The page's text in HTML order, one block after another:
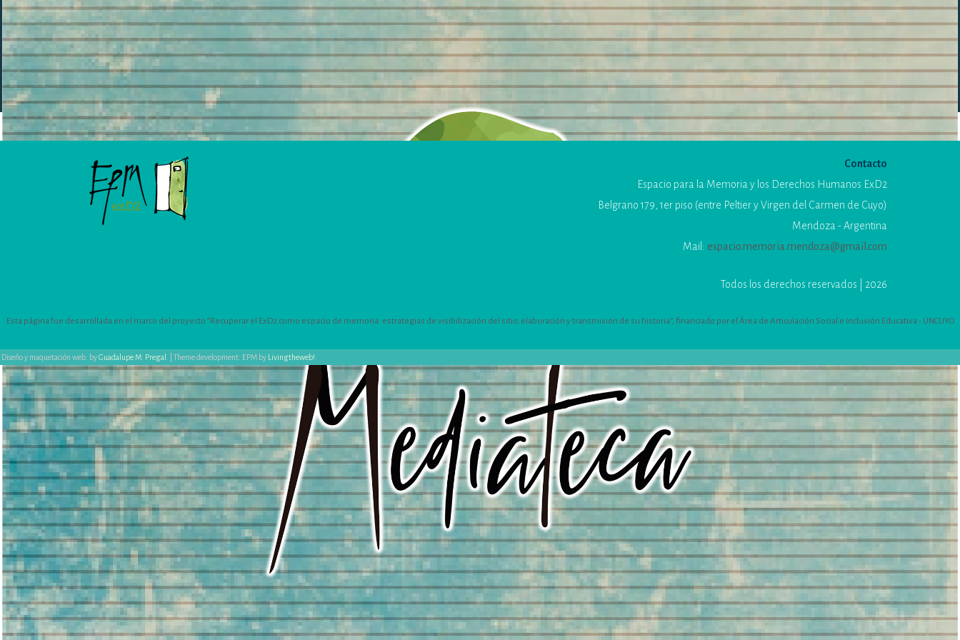
Contacto
Espacio para la Memoria y los Derechos Humanos ExD2
Belgrano 179, 1er piso (entre Peltier y Virgen del Carmen de Cuyo)
Mendoza - Argentina
Mail: espacio.memoria.mendoza@gmail.com
Todos los derechos reservados | 2026
Esta página fue desarrollada en el marco del proyecto “Recuperar el ExD2 como espacio de memoria: estrategias de visibilización del sitio, elaboración y transmisión de su historia”, financiado por el Área de Articulación Social e Inclusión Educativa - UNCUYO
Diseño y maquetación web: byGuadalupe M. Pregal . Theme development: EPM by Livingtheweb!.